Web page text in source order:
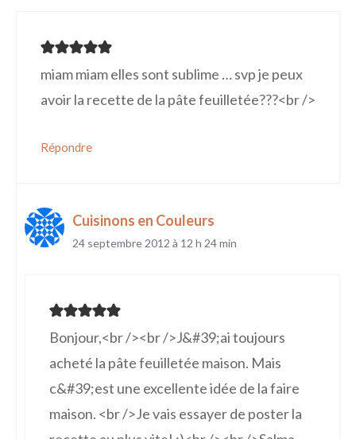
miam miam elles sont sublime … svp je peux
avoir la recette de la pâte feuilletée???<br />
Répondre
Cuisinons en Couleurs
24 septembre 2012 à 12 h 24 min
Bonjour,<br /><br />J&#39;ai toujours
acheté la pâte feuilletée maison. Mais
c&#39;est une excellente idée de la faire
maison. <br />Je vais essayer de poster la